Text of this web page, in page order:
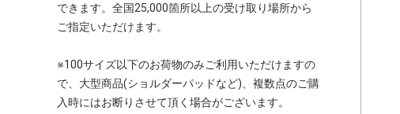
できます。全国25,000箇所以上の受け取り場所から
ご指定いただけます。
※100サイズ以下のお荷物のみご利用いただけますの
で、大型商品(ショルダーパッドなど)、複数点のご購
入時にはお断りさせて頂く場合がございます。